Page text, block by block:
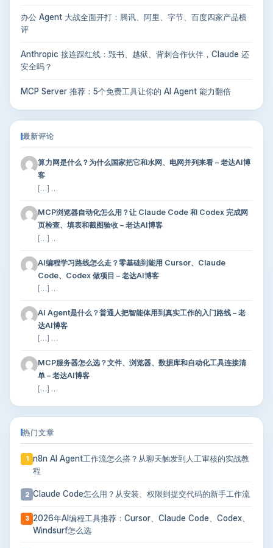
办公 Agent 大战全面开打：腾讯、阿里、字节、百度四家产品横
评
Anthropic 接连踩红线：毁书、越狱、背刺合作伙伴，Claude 还
安全吗？
MCP Server 推荐：5个免费工具让你的 AI Agent 能力翻倍
最新评论
算力网是什么？为什么国家把它和水网、电网并列来看 – 老达AI博
客
[…] …
MCP浏览器自动化怎么用？让 Claude Code 和 Codex 完成网
页检查、填表和截图验收 – 老达AI博客
[…] …
AI编程学习路线怎么走？零基础到能用 Cursor、Claude
Code、Codex 做项目 – 老达AI博客
[…] …
AI Agent是什么？普通人把智能体用到真实工作的入门路线 – 老
达AI博客
[…] …
MCP服务器怎么选？文件、浏览器、数据库和自动化工具连接清
单 – 老达AI博客
[…] …
热门文章
1 n8n AI Agent工作流怎么搭？从聊天触发到人工审核的实战教
程
2 Claude Code怎么用？从安装、权限到提交代码的新手工作流
3 2026年AI编程工具推荐：Cursor、Claude Code、Codex、
Windsurf怎么选